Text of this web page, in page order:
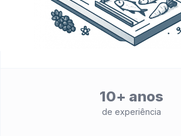
10+ anos
de experiência